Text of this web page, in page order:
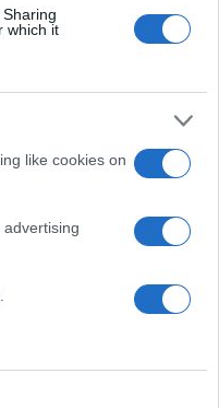
which it
like cookies on